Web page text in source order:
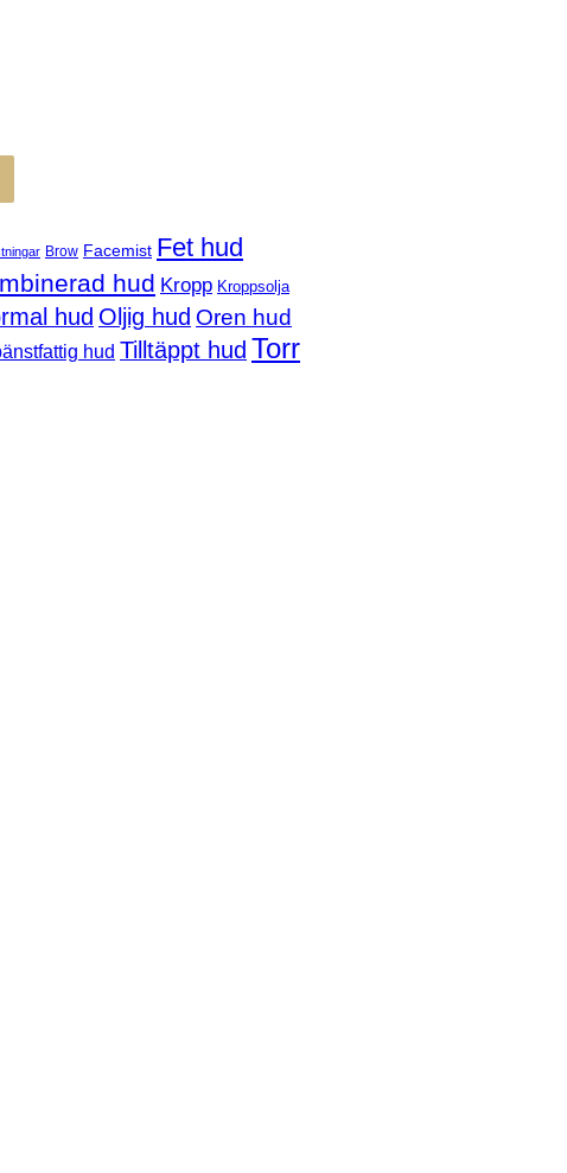
Brow Facemist Fet hud
hud Kropp Kroppsolja
hud Oljig hud Oren hud
hud Tilltäppt hud Torr